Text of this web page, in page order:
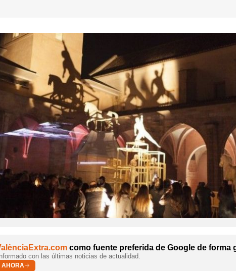
como fuente preferida de Google de forma
con las últimas noticias de actualidad.
AHORA